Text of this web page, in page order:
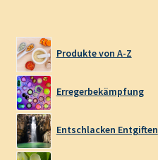
Produkte von A-Z
Erregerbekämpfung
Entschlacken Entgiften